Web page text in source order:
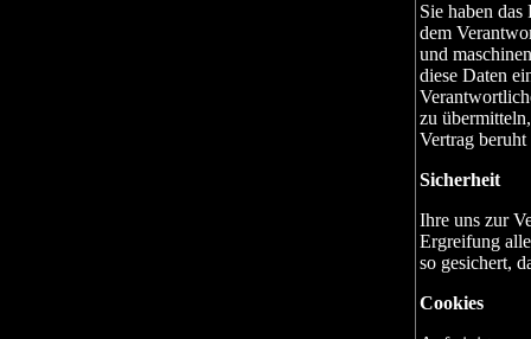
Sie haben
dem
und
diese Daten
zu
Vertrag
Sicherheit
Ihre uns zur
Ergreifung
so gesichert,
Cookies